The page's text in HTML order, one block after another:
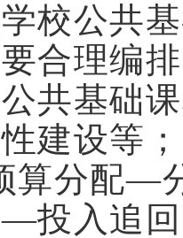
校公共
合理编
共基础
建设等
算分配
投入追回